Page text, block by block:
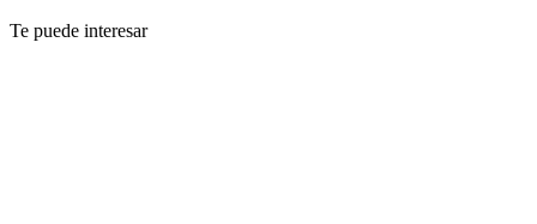
Te puede interesar